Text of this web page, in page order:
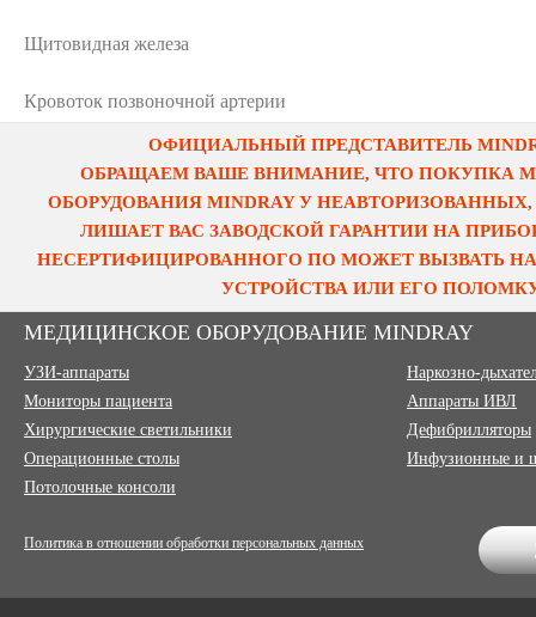
Щитовидная железа
Кровоток позвоночной артерии
ОФИЦИАЛЬНЫЙ ПРЕДСТАВИТЕЛЬ
ОБРАЩАЕМ ВАШЕ ВНИМАНИЕ, ЧТО ПОКУПКА
ОБОРУДОВАНИЯ MINDRAY У
ЛИШАЕТ ВАС ЗАВОДСКОЙ ГАРАНТИИ НА
НЕСЕРТИФИЦИРОВАННОГО ПО МОЖЕТ ВЫЗВАТЬ
УСТРОЙСТВА ИЛИ ЕГО
МЕДИЦИНСКОЕ ОБОРУДОВАНИЕ MINDRAY
УЗИ-аппараты
Мониторы пациента
Хирургические светильники
Операционные столы
Потолочные консоли
Наркозно-
Аппараты ИВЛ
Дефибрилляторы
Инфузионные и
Политика в отношении обработки персональных данных